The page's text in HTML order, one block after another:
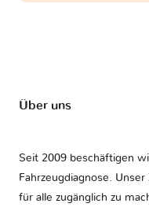
Über uns
Seit 2009 beschäftigen
Fahrzeugdiagnose.
für alle zugänglich zu